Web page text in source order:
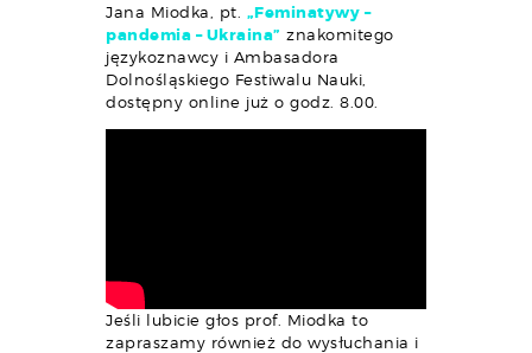
Jana Miodka, pt. „Feminatywy –
pandemia – Ukraina” znakomitego
językoznawcy i Ambasadora
Dolnośląskiego Festiwalu Nauki,
dostępny online już o godz. 8.00.
Jeśli lubicie głos prof. Miodka to
zapraszamy również do wysłuchania i